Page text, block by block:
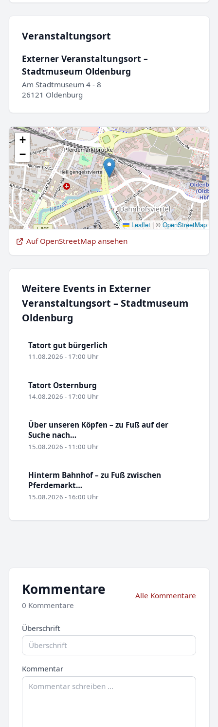
Veranstaltungsort
Externer Veranstaltungsort –
Stadtmuseum Oldenburg
Am Stadtmuseum 4 - 8
26121 Oldenburg
+
−
Leaflet |©OpenStreetMap
Auf OpenStreetMap ansehen
Weitere Events in Externer
Veranstaltungsort – Stadtmuseum
Oldenburg
Tatort gut bürgerlich
11.08.2026 - 17:00 Uhr
Tatort Osternburg
14.08.2026 - 17:00 Uhr
Über unseren Köpfen – zu Fuß auf der
Suche nach…
15.08.2026 - 11:00 Uhr
Hinterm Bahnhof – zu Fuß zwischen
Pferdemarkt…
15.08.2026 - 16:00 Uhr
Kommentare
0 Kommentare
Alle Kommentare
Überschrift
Kommentar